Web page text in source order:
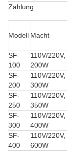
Zahlung
Modell Macht
SF-
100
110V/220V,
200W
SF-
200
110V/220V,
300W
SF-
250
110V/220V,
350W
SF-
300
110V/220V,
400W
SF-
400
110V/220V,
600W